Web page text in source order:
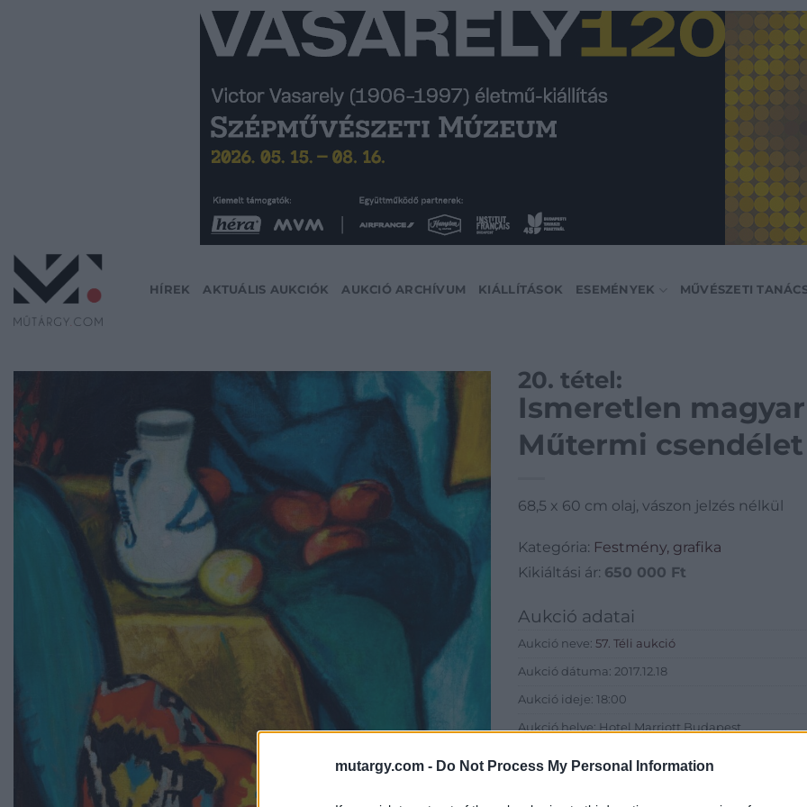
mutargy.com - Do Not Process My Personal Information
HÍREK AKTUÁLIS AUKCIÓK AUKCIÓ ARCHÍVUM KIÁLLÍTÁSOK ESEMÉNYEK MŰVÉSZETI
20. tétel:
Ismeretlen magyar
Műtermi csendélet
68,5 x 60 cm olaj, vászon jelzés nélkül
Kategória: Festmény, grafika
Kikiáltási ár: 650 000 Ft
Aukció adatai
Aukció neve: 57. Téli aukció
Aukció dátuma: 2017.12.18
Aukció ideje: 18:00
Aukció helye: Hotel Marriott Budapest